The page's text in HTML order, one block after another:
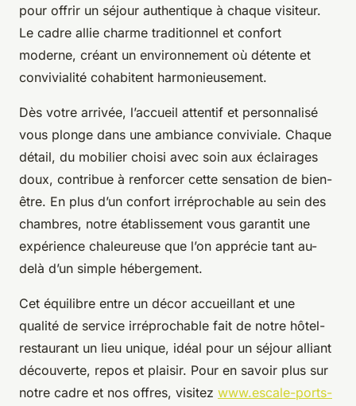
pour offrir un séjour authentique à chaque visiteur.
Le cadre allie charme traditionnel et confort
moderne, créant un environnement où détente et
convivialité cohabitent harmonieusement.
Dès votre arrivée, l’accueil attentif et personnalisé
vous plonge dans une ambiance conviviale. Chaque
détail, du mobilier choisi avec soin aux éclairages
doux, contribue à renforcer cette sensation de bien-
être. En plus d’un confort irréprochable au sein des
chambres, notre établissement vous garantit une
expérience chaleureuse que l’on apprécie tant au-
delà d’un simple hébergement.
Cet équilibre entre un décor accueillant et une
qualité de service irréprochable fait de notre hôtel-
restaurant un lieu unique, idéal pour un séjour alliant
découverte, repos et plaisir. Pour en savoir plus sur
notre cadre et nos offres, visitez www.escale-ports-